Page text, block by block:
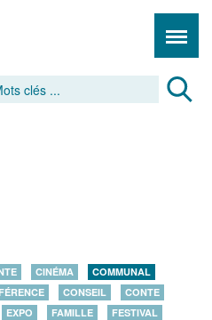
CINÉMA
COMMUNAL
CONSEIL
CONTE
EXPO FAMILLE
FESTIVAL